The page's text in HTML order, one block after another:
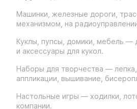
Машинки, железные дороги,
механизмом, на
Куклы, пупсы, домики, мебель —
и аксессуары для кукол.
Наборы для творчества — лепка,
аппликации, вышивание,
Настольные игры — ходилки,
компании.